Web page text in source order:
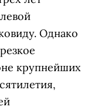
Однако
крупнейших